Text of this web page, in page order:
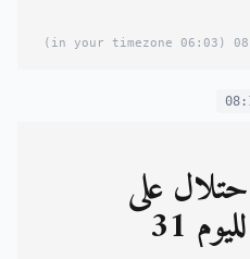
(06:03 in your timezone)
على
31